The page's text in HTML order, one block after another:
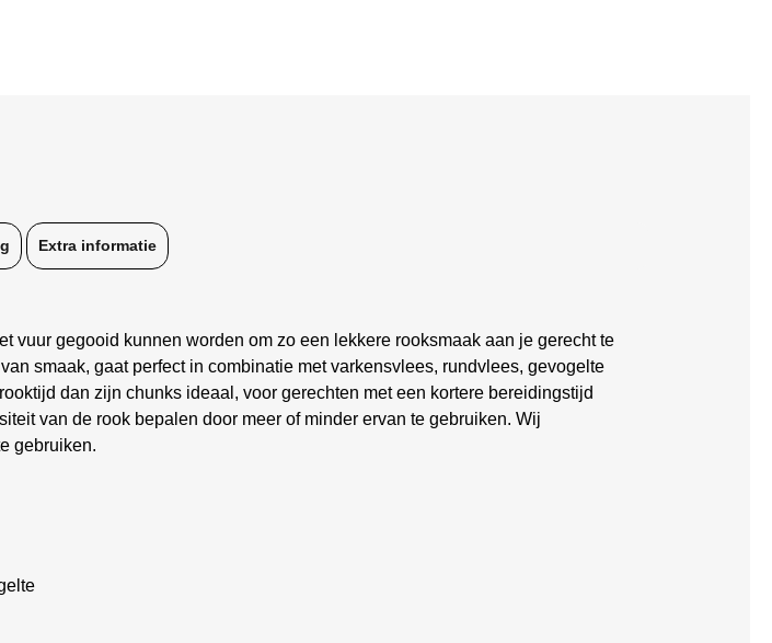
Extra informatie
vuur gegooid kunnen worden om zo een lekkere rooksmaak aan je gerecht te
smaak, gaat perfect in combinatie met varkensvlees, rundvlees, gevogelte
dan zijn chunks ideaal, voor gerechten met een kortere bereidingstijd
van de rook bepalen door meer of minder ervan te gebruiken. Wij
gebruiken.